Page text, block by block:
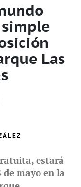
Las
estará
mayo en la